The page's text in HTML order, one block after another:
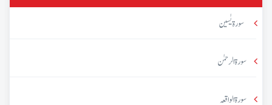
سورۃ یٰسین
سورۃ الرحمٰن
سورۃ الواقعہ